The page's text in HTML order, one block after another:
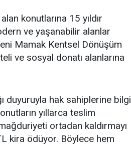
konutlarına 15 yıldır
ve yaşanabilir alanlar
Mamak Kentsel Dönüşüm
ve sosyal donatı alanlarına
duyuruyla hak sahiplerine bilgi
yıllarca teslim
ortadan kaldırmayı
kira ödüyor. Böylece hem